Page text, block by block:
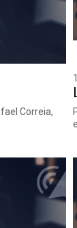
Correia,